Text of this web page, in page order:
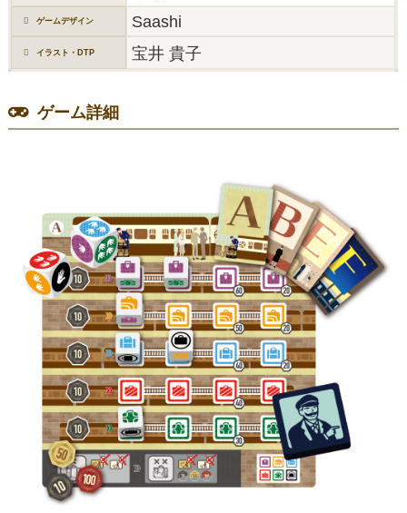
ゲームデザイン Saashi
イラスト・DTP 宝井 貴子
ゲーム詳細